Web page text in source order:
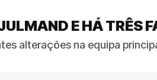
E HÁ TRÊS
alterações na equipa